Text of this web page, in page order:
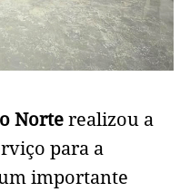
Norterealizou a
para a
importante